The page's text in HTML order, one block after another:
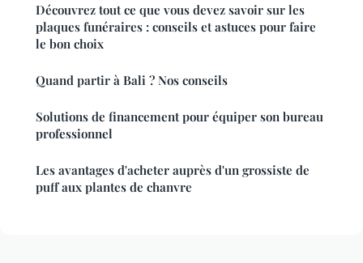
Découvrez tout ce que vous devez savoir sur les
plaques funéraires : conseils et astuces pour faire
le bon choix
Quand partir à Bali ? Nos conseils
Solutions de financement pour équiper son bureau
professionnel
Les avantages d'acheter auprès d'un grossiste de
puff aux plantes de chanvre